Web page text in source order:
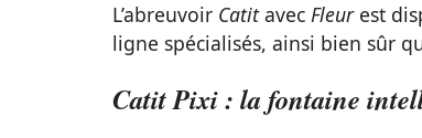
L’abreuvoir Catitavec Fleurest
ligne spécialisés, ainsi bien sûr
Catit Pixi : la fontaine